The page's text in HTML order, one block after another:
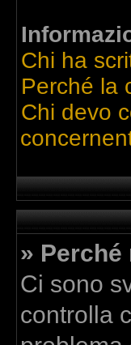
Chi ha
Perché la
Chi devo
»
Ci sono
controlla